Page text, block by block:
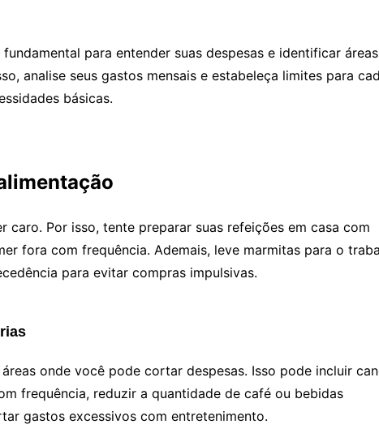
para entender suas despesas e identificar
analise seus gastos mensais e estabeleça limites para
básicas.
caro. Por isso, tente preparar suas refeições em casa com
fora com frequência. Ademais, leve marmitas para o
para evitar compras impulsivas.
onde você pode cortar despesas. Isso pode incluir
frequência, reduzir a quantidade de café ou bebidas
gastos excessivos com entretenimento.